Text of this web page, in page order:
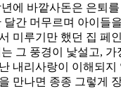
에 바깥사돈은 은퇴
달간 머무르며 아이들
미루기만 했던 집 페
그 풍경이 낯설고, 가
내리사랑이 이해되지
만나면 종종 그렇게